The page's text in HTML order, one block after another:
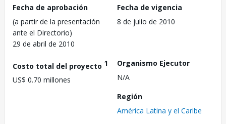
Fecha de aprobación
(a partir de la presentación
ante el Directorio)
29 de abril de 2010
Fecha de vigencia
8 de julio de 2010
Costo total del proyecto 1
US$ 0.70 millones
Organismo Ejecutor
N/A
Región
América Latina y el Caribe